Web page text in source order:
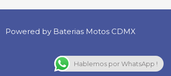
Powered by Baterias Motos CDMX
Hablemos por WhatsApp !